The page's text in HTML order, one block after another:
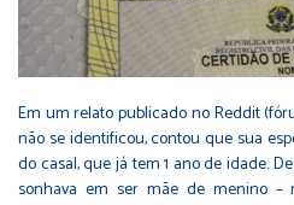
Em um relato publicado no Reddit
não se identificou, contou que sua
do casal, que já tem 1 ano de idade.
sonhava em ser mãe de menino